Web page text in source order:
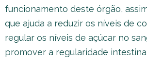
funcionamento deste órgão,
que ajuda a reduzir os níveis de
regular os níveis de açúcar no
promover a regularidade